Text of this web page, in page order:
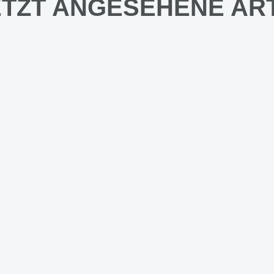
ANGESEHENE